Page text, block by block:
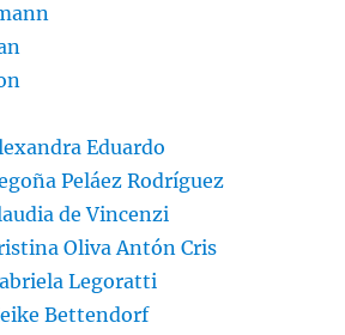
Eduardo
Peláez Rodríguez
de Vincenzi
Oliva Antón Cris
Legoratti
Bettendorf